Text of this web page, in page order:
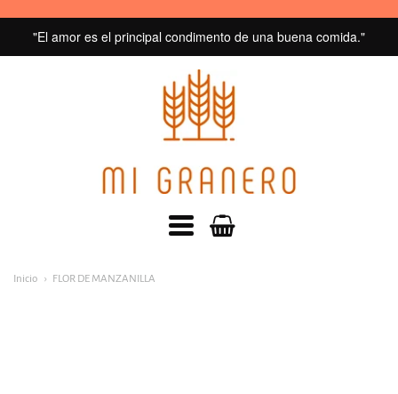
"El amor es el principal condimento de una buena comida."
Menú
Inicio FLOR DE MANZANILLA